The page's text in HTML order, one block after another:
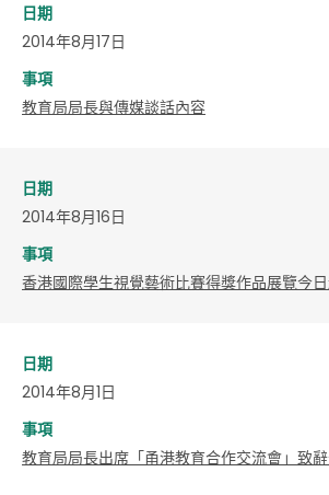
日期
2014年8月17日
事項
教育局局長與傳媒談話內容
日期
2014年8月16日
事項
香港國際學生視覺藝術比賽得獎作品展覽今
日期
2014年8月1日
事項
教育局局長出席「甬港教育合作交流會」致